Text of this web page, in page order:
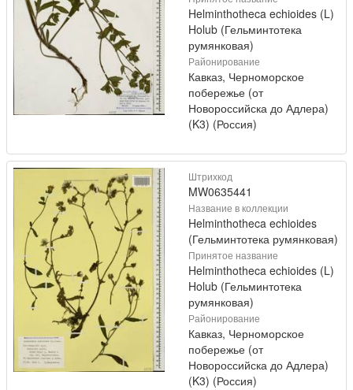
Helminthotheca echioides (L)
Holub (Гельминтотека
румянковая)
Районирование
Кавказ, Черноморское
побережье (от
Новороссийска до Адлера)
(K3) (Россия)
Штрихкод
MW0635441
Название в коллекции
Helminthotheca echioides
(Гельминтотека румянковая)
Принятое название
Helminthotheca echioides (L)
Holub (Гельминтотека
румянковая)
Районирование
Кавказ, Черноморское
побережье (от
Новороссийска до Адлера)
(K3) (Россия)